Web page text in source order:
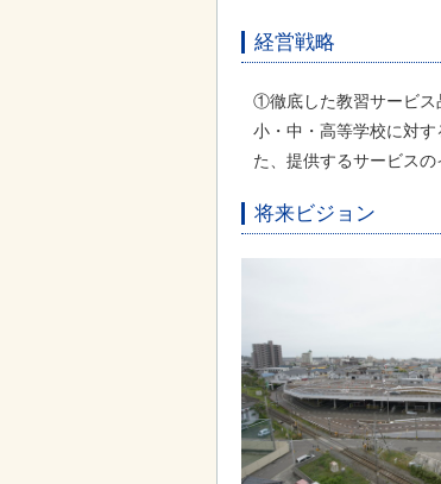
経営戦略
①徹底した教習サービス
小・中・高等学校に対
た、提供するサービス
将来ビジョン